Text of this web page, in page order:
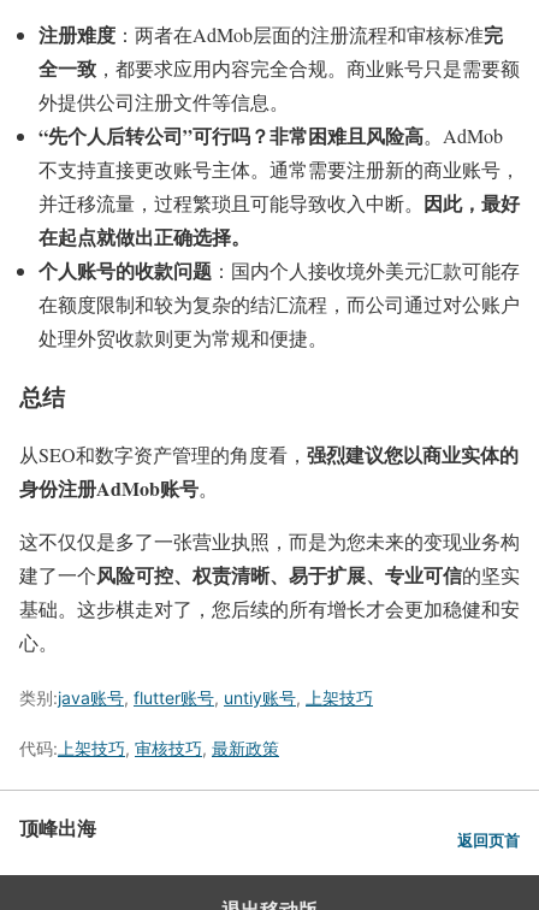
注册难度 ：两者在AdMob层面的注册流程和审核标准完
全一致 ，都要求应用内容完全合规。商业账号只是需要额
外提供公司注册文件等信息。
“先个人后转公司”可行吗？非常困难且风险高。AdMob
不支持直接更改账号主体。通常需要注册新的商业账号，
并迁移流量，过程繁琐且可能导致收入中断。 因此，最好
在起点就做出正确选择。
个人账号的收款问题 ：国内个人接收境外美元汇款可能存
在额度限制和较为复杂的结汇流程，而公司通过对公账户
处理外贸收款则更为常规和便捷。
总结
从SEO和数字资产管理的角度看， 强烈建议您以商业实体的
身份注册AdMob账号。
这不仅仅是多了一张营业执照，而是为您未来的变现业务构
建了一个风险可控、权责清晰、易于扩展、专业可信的坚实
基础。这步棋走对了，您后续的所有增长才会更加稳健和安
心。
类别:java账号, flutter账号, untiy账号, 上架技巧
代码:上架技巧, 审核技巧, 最新政策
顶峰出海 返回页首